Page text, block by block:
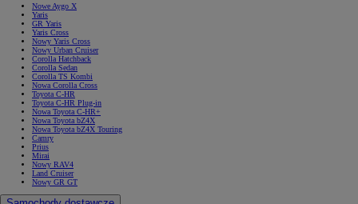
Nowe Aygo X
Yaris
GR Yaris
Yaris Cross
Nowy Yaris Cross
Nowy Urban Cruiser
Corolla Hatchback
Corolla Sedan
Corolla TS Kombi
Nowa Corolla Cross
Toyota C-HR
Toyota C-HR Plug-in
Nowa Toyota C-HR+
Nowa Toyota bZ4X
Nowa Toyota bZ4X Touring
Camry
Prius
Mirai
Nowy RAV4
Land Cruiser
Nowy GR GT